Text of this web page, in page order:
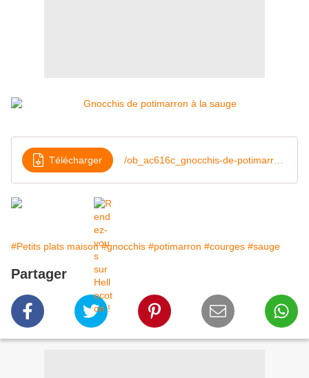
Télécharger
#Petits plats maison #gnocchis #potimarron #courges #sauge
Partager